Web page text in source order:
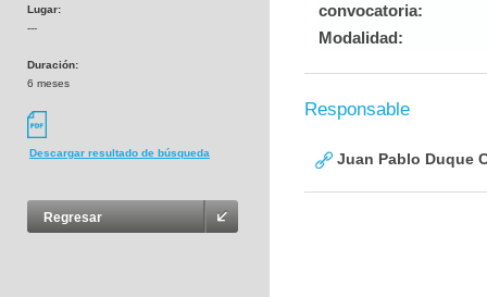
Lugar:
---
Duración:
6 meses
Descargar resultado de búsqueda
Regresar
convocatoria:
Modalidad:
Responsable
Juan Pablo Duque